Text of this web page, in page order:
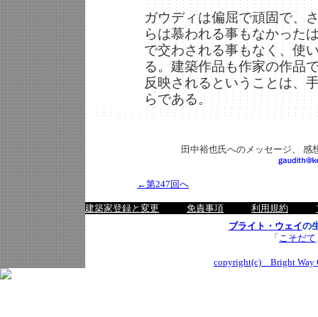
ガウディは偏屈で頑固で、
らは慕われる事もなかった
で交わされる事もなく、使
る。建築作品も作家の作品
反映されるということは、
らである。
田中裕也氏へのメッセージ、 感
←第247回へ
建築家登録と変更 免責事項 利用規約
ブライト・ウェイの
「 こそだて
copyright(c) Bright Way